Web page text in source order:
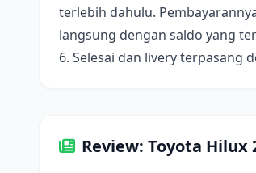
terlebih dahulu.
langsung dengan saldo yang
6. Selesai dan livery terpasang
Review: Toyota Hilux